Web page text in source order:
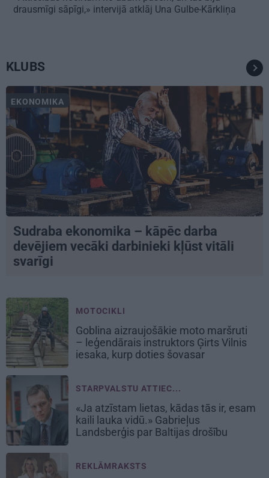
drausmīgi sāpīgi,» intervijā atklāj Una Gulbe-Kārkliņa
KLUBS
EKONOMIKA
Sudraba ekonomika – kāpēc darba
devējiem vecāki darbinieki kļūst vitāli
svarīgi
MOTOCIKLI
Goblina aizraujošākie moto maršruti
– leģendārais instruktors Ģirts Vilnis
iesaka, kurp doties šovasar
STARPVALSTU ATTIEC...
«Ja atzīstam lietas, kādas tās ir, esam
kaili lauka vidū.» Gabrieļus
Landsberģis par Baltijas drošību
REKLĀMRAKSTS